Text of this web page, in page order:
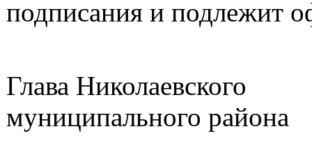
подписания и подлежит
Глава Николаевского